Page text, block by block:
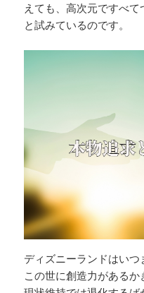
えても、高次元ですべ
と試みているのです。
ディズニーランドはいつ
この世に創造力があるか